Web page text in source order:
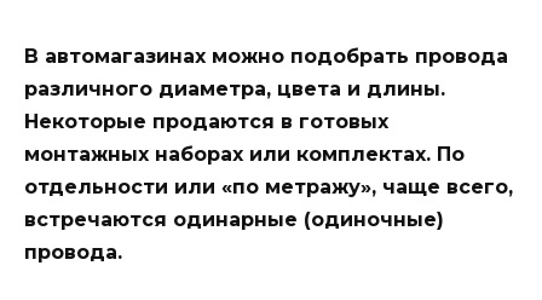
В автомагазинах можно подобрать провода
различного диаметра, цвета и длины.
Некоторые продаются в готовых
монтажных наборах или комплектах. По
отдельности или «по метражу», чаще всего,
встречаются одинарные (одиночные)
провода.